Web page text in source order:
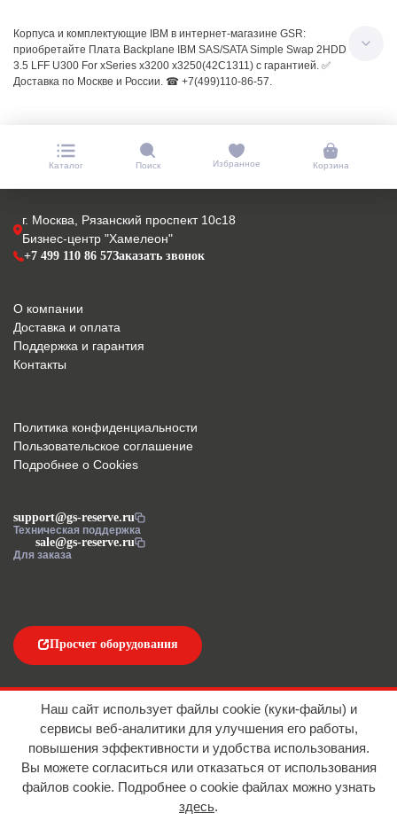
Корпуса и комплектующие IBM в интернет-магазине GSR:
приобретайте Плата Backplane IBM SAS/SATA Simple Swap 2HDD
3.5 LFF U300 For xSeries x3200 x3250(42C1311) с гарантией. ✅
Доставка по Москве и России. ☎ +7(499)110-86-57.
Каталог Поиск Избранное Корзина
г. Москва, Рязанский проспект 10с18
Бизнес-центр "Хамелеон"
+7 499 110 86 57Заказать звонок
support@gs-reserve.ru
Техническая поддержка
sale@gs-reserve.ru
Для заказа
О компании
Доставка и оплата
Поддержка и гарантия
Контакты
Просчет оборудования
Политика конфиденциальности
Пользовательское соглашение
Подробнее о Cookies
Наш сайт использует файлы cookie (куки-файлы) и
сервисы веб-аналитики для улучшения его работы,
повышения эффективности и удобства использования.
Вы можете согласиться или отказаться от использования
файлов сookie. Подробнее о cookie файлах можно узнать
здесь.